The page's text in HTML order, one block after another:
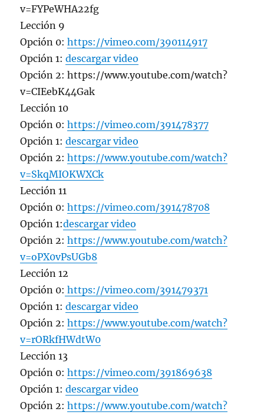
v=FYPeWHA22fg
Lección 9
Opción 0:https://vimeo.com/390114917
Opción 1:descargar video
Opción 2: https://www.youtube.com/watch?
v=CIEebK44Gak
Lección 10
Opción 0:https://vimeo.com/391478377
Opción 1:descargar video
Opción 2:https://www.youtube.com/watch?
v=SkqMIOKWXCk
Lección 11
Opción 0:https://vimeo.com/391478708
Opción 1:descargar video
Opción 2:https://www.youtube.com/watch?
v=oPX0vPsUGb8
Lección 12
Opción 0: https://vimeo.com/391479371
Opción 1:descargar video
Opción 2:https://www.youtube.com/watch?
v=rORkfHWdtW0
Lección 13
Opción 0:https://vimeo.com/391869638
Opción 1:descargar video
Opción 2:https://www.youtube.com/watch?